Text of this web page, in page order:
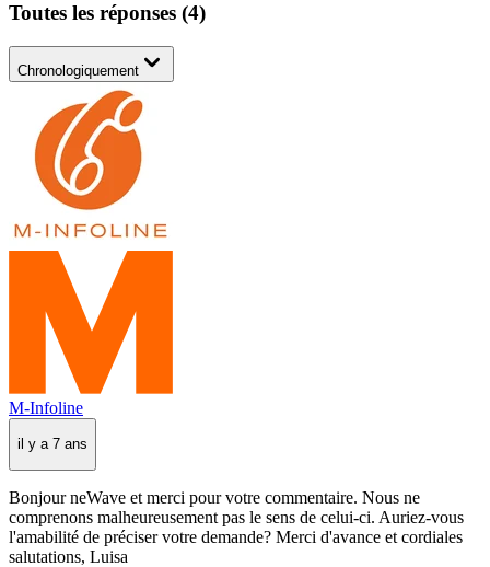
Toutes les réponses (4)
Chronologiquement
M-Infoline
il y a 7 ans
Bonjour neWave et merci pour votre commentaire. Nous ne
comprenons malheureusement pas le sens de celui-ci. Auriez-vous
l'amabilité de préciser votre demande? Merci d'avance et cordiales
salutations, Luisa